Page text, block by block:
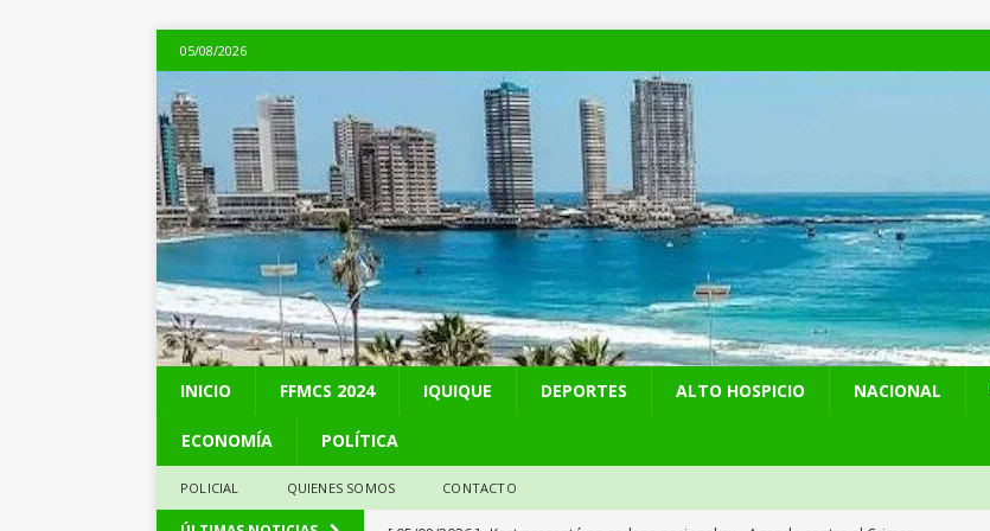
05/08/2026
INICIO FFMCS 2024 IQUIQUE DEPORTES ALTO HOSPICIO NACIONAL
ECONOMÍA POLÍTICA
POLICIAL QUIENES SOMOS CONTACTO